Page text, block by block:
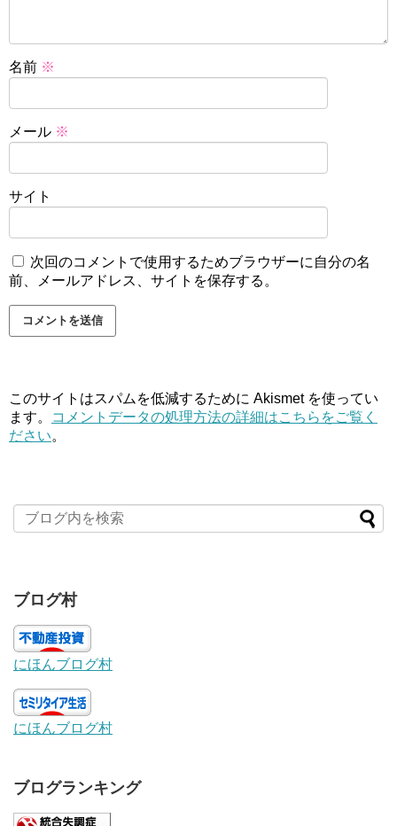
名前 ※
メール ※
サイト
次回のコメントで使用するためブラウザーに自分の名
前、メールアドレス、サイトを保存する。
このサイトはスパムを低減するために Akismet を使ってい
ます。
コメントデータの処理方法の詳細はこちらをご覧く
ださい。
ブログ村
にほんブログ村
にほんブログ村
ブログランキング